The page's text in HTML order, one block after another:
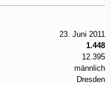
23. Juni 2011
1.448
12.395
männlich
Dresden